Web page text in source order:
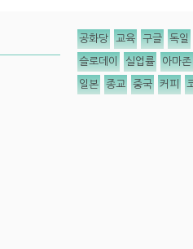
공화당 교육 구글 독일
슬로데이 실업률 아마존
일본 종교 중국 커피